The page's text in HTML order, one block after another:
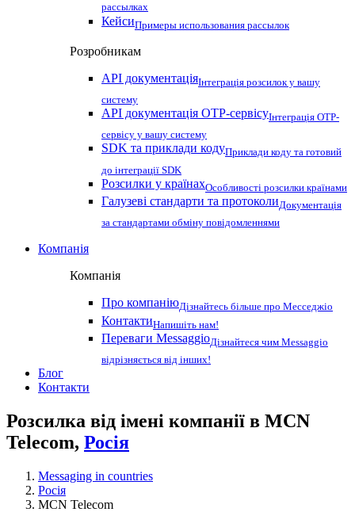
рассылках
КейсиПримеры использования рассылок
Розробникам
API документаціяІнтеграція розсилок у вашу
систему
API документація OTP-сервісуІнтеграція OTP-
сервісу у вашу систему
SDK та приклади кодуПриклади коду та готовий
до інтеграції SDK
Розсилки у країнахОсобливості розсилки країнами
Галузеві стандарти та протоколиДокументація
за стандартами обміну повідомленнями
Компанія
Компанія
Про компаніюДізнайтесь більше про Месседжіо
КонтактиНапишіть нам!
Переваги MessaggioДізнайтеся чим Messaggio
відрізняється від інших!
Блог
Контакти
Розсилка від імені компанії в MCN
Telecom, Росія
Messaging in countries
Росія
MCN Telecom